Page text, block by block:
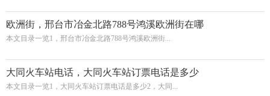
欧洲街，邢台市冶金北路788号鸿溪欧洲街在哪
本文目录一览1，邢台市冶金北路788号鸿溪欧洲街...
大同火车站电话，大同火车站订票电话是多少
本文目录一览1，大同火车站订票电话是多少2，大同...